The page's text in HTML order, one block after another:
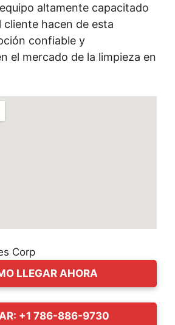
altamente capacitado
cliente hacen de esta
confiable y
el mercado de la limpieza en
LLEGAR AHORA
+1 786-886-9730